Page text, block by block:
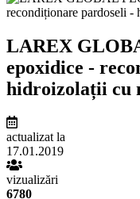
LAREX
epoxidice -
hidroizolații cu
actualizat la
17.01.2019
vizualizări
6780